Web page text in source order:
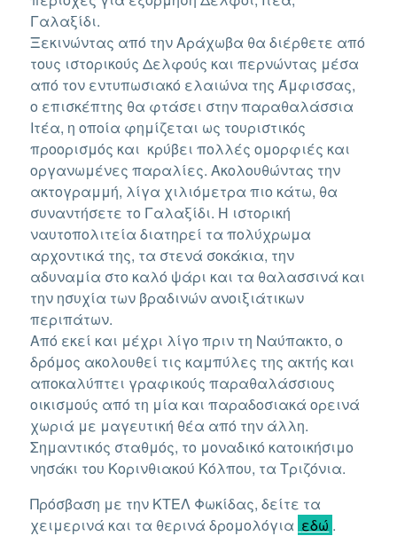
Γαλαξίδι.
Ξεκινώντας από την Αράχωβα θα διέρθετε από
τους ιστορικούς Δελφούς και περνώντας μέσα
από τον εντυπωσιακό ελαιώνα της Άμφισσας,
ο επισκέπτης θα φτάσει στην παραθαλάσσια
Ιτέα, η οποία φημίζεται ως τουριστικός
προορισμός και κρύβει πολλές ομορφιές και
οργανωμένες παραλίες. Ακολουθώντας την
ακτογραμμή, λίγα χιλιόμετρα πιο κάτω, θα
συναντήσετε το Γαλαξίδι. Η ιστορική
ναυτοπολιτεία διατηρεί τα πολύχρωμα
αρχοντικά της, τα στενά σοκάκια, την
αδυναμία στο καλό ψάρι και τα θαλασσινά και
την ησυχία των βραδινών ανοιξιάτικων
περιπάτων.
Από εκεί και μέχρι λίγο πριν τη Ναύπακτο, ο
δρόμος ακολουθεί τις καμπύλες της ακτής και
αποκαλύπτει γραφικούς παραθαλάσσιους
οικισμούς από τη μία και παραδοσιακά ορεινά
χωριά με μαγευτική θέα από την άλλη.
Σημαντικός σταθμός, το μοναδικό κατοικήσιμο
νησάκι του Κορινθιακού Κόλπου, τα Τριζόνια.
Πρόσβαση με την ΚΤΕΛ Φωκίδας, δείτε τα
χειμερινά και τα θερινά δρομολόγια εδώ .